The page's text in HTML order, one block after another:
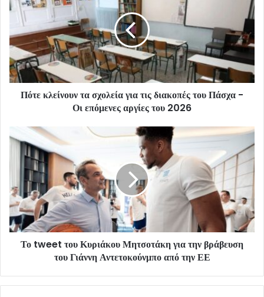
Πότε κλείνουν τα σχολεία για τις διακοπές του Πάσχα -
Οι επόμενες αργίες του 2026
Το tweet του Κυριάκου Μητσοτάκη για την βράβευση
του Γιάννη Αντετοκούνμπο από την ΕΕ